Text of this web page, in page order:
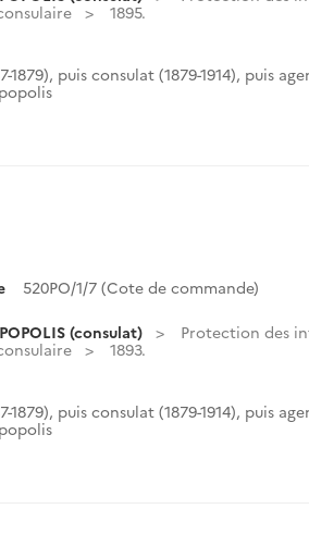
1895.
1879), puis consulat (1879-1914), puis
520PO/1/7 (Cote de commande)
(consulat)
Protection des
1893.
1879), puis consulat (1879-1914), puis